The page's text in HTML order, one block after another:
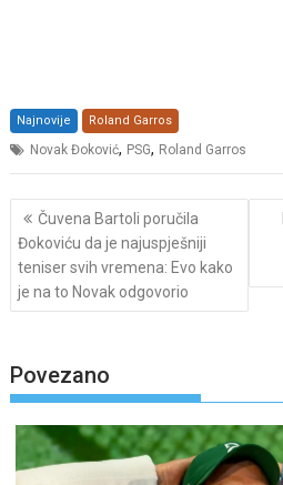
Najnovije Roland Garros
Novak Đoković, PSG, Roland Garros
Post
navigation
Čuvena Bartoli poručila
Đokoviću da je najuspješniji
teniser svih vremena: Evo kako
je na to Novak odgovorio
Povezano